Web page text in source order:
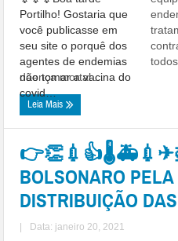
doença mortal ...
Leia Mais
BOLSONARO
DISTRIBUIÇÃO
Data: janeiro 20, 2021